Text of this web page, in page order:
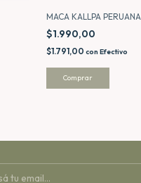
MACA KALLPA PERUANA
$1.990,00
$1.791,00 con Efectivo
Comprar